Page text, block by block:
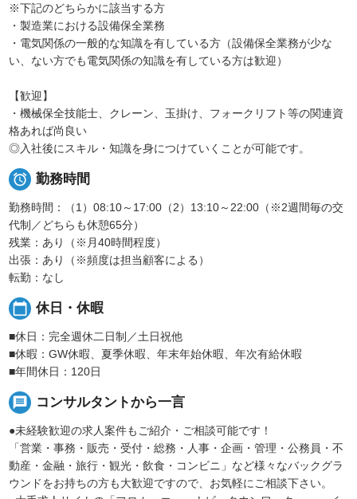
※下記のどちらかに該当する方
・製造業における設備保全業務
・電気関係の一般的な知識を有している方（設備保全業務が少な
い、ない方でも電気関係の知識を有している方は歓迎）
【歓迎】
・機械保全技能士、クレーン、玉掛け、フォークリフト等の関連資
格あれば尚良い
◎入社後にスキル・知識を身につけていくことが可能です。
 勤務時間
勤務時間：（1）08:10～17:00（2）13:10～22:00（※2週間毎の交
代制／どちらも休憩65分）
残業：あり（※月40時間程度）
出張：あり（※頻度は担当顧客による）
転勤：なし
calendar_today 休日・休暇
■休日：完全週休二日制／土日祝他
■休暇：GW休暇、夏季休暇、年末年始休暇、年次有給休暇
■年間休日：120日
message コンサルタントから一言
●未経験歓迎の求人案件もご紹介・ご相談可能です！
「営業・事務・販売・受付・総務・人事・企画・管理・公務員・不
動産・金融・旅行・観光・飲食・コンビニ」など様々なバックグラ
ウンドをお持ちの方も大歓迎ですので、お気軽にご相談下さい。